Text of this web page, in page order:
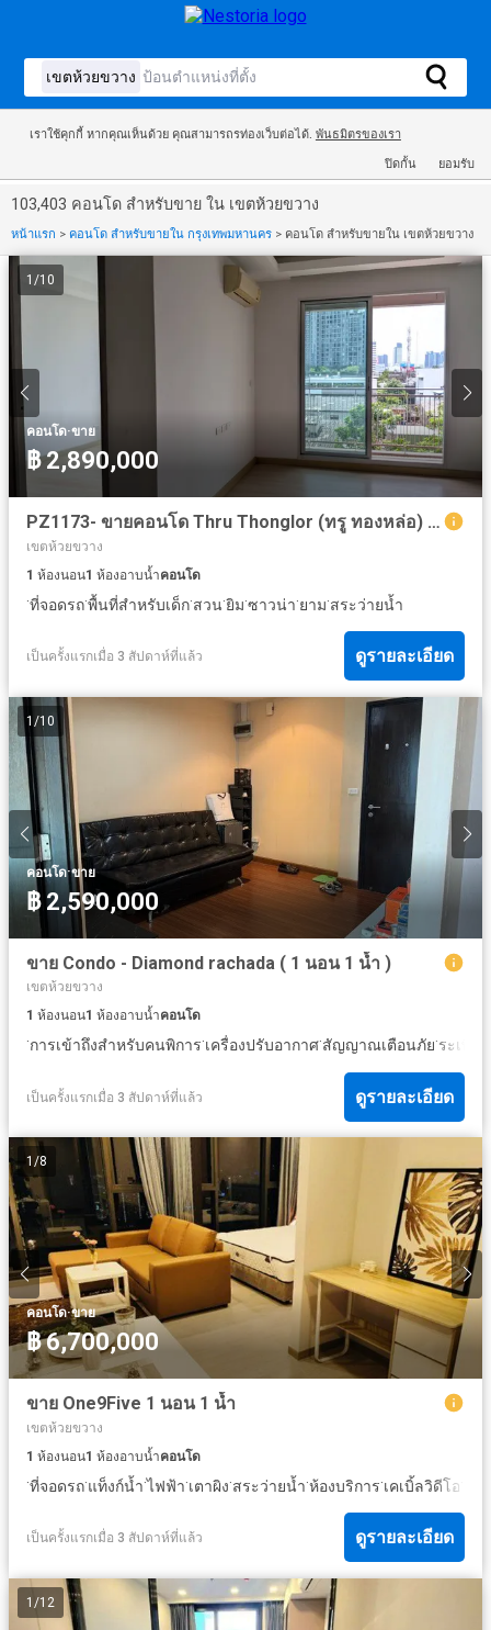
เราใช้คุกกี้ หากคุณเห็นด้วย คุณสามารถรท่องเว็บต่อได้. พันธมิตรของเรา
ปิดกั้น ยอมรับ
103,403 คอนโด สำหรับขาย ใน เขตห้วยขวาง
หน้าแรก > คอนโด สำหรับขายใน กรุงเทพมหานคร > คอนโด สำหรับขายใน เขตห้วยขวาง
1 /10
คอนโด·ขาย
฿ 2,890,000
PZ1173- ขายคอนโด Thru Thonglor (ทรู ทองหล่อ) 36.09 ตร.ม. ชั้น 6 บนถนนเพชรบุรีตัดใหม่-สุขุมวิท ใกล้ BTS ทองหล่อ MRT เพชรบุรี รถไฟฟ้า Airport Link มัก
เขตห้วยขวาง
1 ห้องนอน1 ห้องอาบน้ำคอนโด
·ที่จอดรถ·พื้นที่สำหรับเด็ก·สวน·ยิม·ซาวน่า·ยาม·สระว่ายน้ำ
เป็นครั้งแรกเมื่อ 3 สัปดาห์ที่แล้ว ดูรายละเอียด
1 /10
คอนโด·ขาย
฿ 2,590,000
ขาย Condo - Diamond rachada ( 1 นอน 1 น้ำ )
เขตห้วยขวาง
1 ห้องนอน1 ห้องอาบน้ำคอนโด
·การเข้าถึงสำหรับคนพิการ·เครื่องปรับอากาศ·สัญญาณเตือนภัย·ระเบียง
เป็นครั้งแรกเมื่อ 3 สัปดาห์ที่แล้ว ดูรายละเอียด
1 /8
คอนโด·ขาย
฿ 6,700,000
ขาย One9Five 1 นอน 1 น้ำ
เขตห้วยขวาง
1 ห้องนอน1 ห้องอาบน้ำคอนโด
·ที่จอดรถ·แท็งก์น้ำ·ไฟฟ้า·เตาผิง·สระว่ายน้ำ·ห้องบริการ·เคเบิ้ลวิดีโอ
เป็นครั้งแรกเมื่อ 3 สัปดาห์ที่แล้ว ดูรายละเอียด
1 /12